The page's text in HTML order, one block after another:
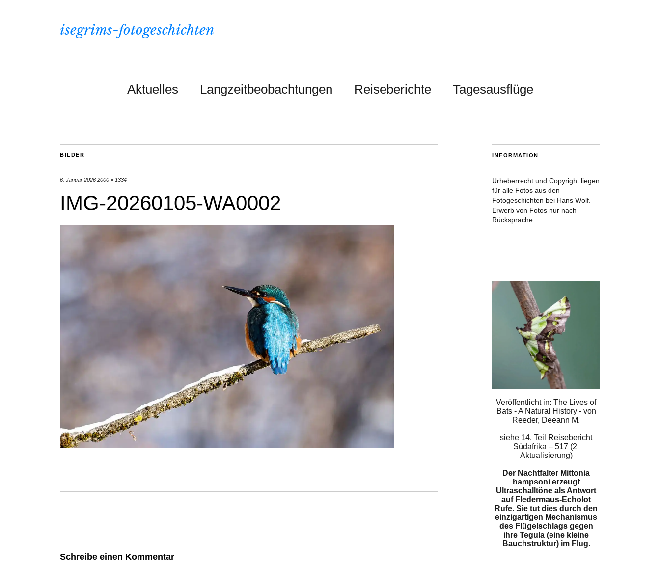
isegrims-fotogeschichten
Aktuelles Langzeitbeobachtungen Reiseberichte Tagesausflüge
BILDER
6. Januar 2026 2000 × 1334
IMG-20260105-WA0002
Schreibe einen Kommentar
INFORMATION
Urheberrecht und Copyright liegen
für alle Fotos aus den
Fotogeschichten bei Hans Wolf.
Erwerb von Fotos nur nach
Rücksprache.
Veröffentlicht in: The Lives of
Bats - A Natural History - von
Reeder, Deeann M.
siehe 14. Teil Reisebericht
Südafrika – 517 (2.
Aktualisierung)
Der Nachtfalter Mittonia
hampsoni erzeugt
Ultraschalltöne als Antwort
auf Fledermaus-Echolot
Rufe. Sie tut dies durch den
einzigartigen Mechanismus
des Flügelschlags gegen
ihre Tegula (eine kleine
Bauchstruktur) im Flug.